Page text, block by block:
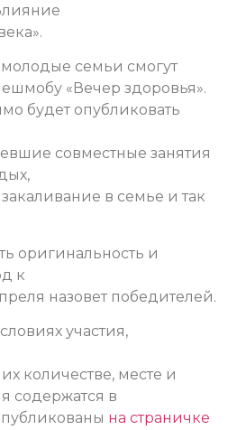
молодые семьи смогут
«Вечер здоровья».
будет опубликовать
совместные занятия
в семье и так
оригинальность и
к
назовет победителей.
участия,
количестве, месте и
содержатся в
на страничке